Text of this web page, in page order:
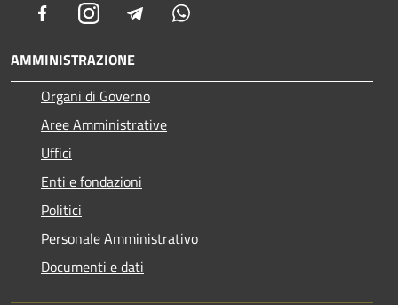
FacebookInstagram Telegram
AMMINISTRAZIONE
Organi di Governo
Aree Amministrative
Uffici
Enti e fondazioni
Politici
Personale Amministrativo
Documenti e dati